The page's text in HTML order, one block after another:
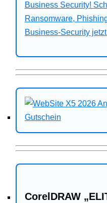
Business Security!
Ransomware,
Business-Security
CorelDRAW